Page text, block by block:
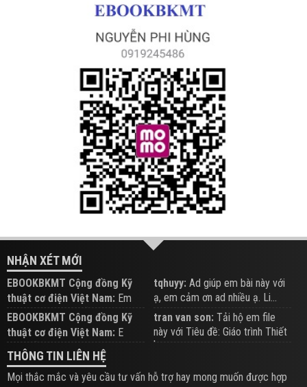
NHẬN XÉT MỚI
EBOOKBKMT Cộng đồng Kỹ
thuật cơ điện Việt Nam: Em
đăng trên Group hỗ trợ nhé
tqhuyy: Ad giúp em bài này với
ạ, em cảm ơn ad nhiều ạ. Li...
EBOOKBKMT Cộng đồng Kỹ
thuật cơ điện Việt Nam: E
xem hỗ trợ trên Group
tran van son: Tải hộ em file
này với Tiêu đề: Giáo trình Thiết
b...
THÔNG TIN LIÊN HỆ
Mọi thắc mắc và yêu cầu tư vấn hỗ trợ hay mong muốn được hợp